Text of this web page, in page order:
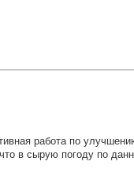
работа по
в сырую погоду по